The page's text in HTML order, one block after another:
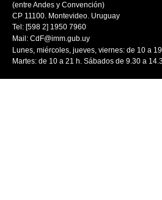
(entre Andes y Convención)
CP 11100. Montevideo. Uruguay
Tel: [598 2] 1950 7960
Mail: CdF@imm.gub.uy
Lunes, miércoles, jueves, viernes: de 10 a
Martes: de 10 a 21 h. Sábados de 9.30 a